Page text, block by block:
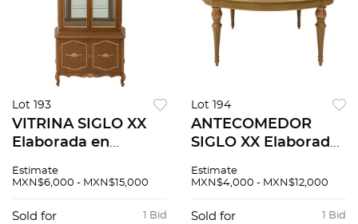
Lot 193
VITRINA SIGLO XX
Elaborada en
vidrio y pared de
par de entrepaños,
Estimate
MXN$6,000 - MXN$15,000
1 Bid
Sold for
Lot 194
ANTECOMEDOR
SIGLO XX Elaborado
con cubierta circular
torneado con
Estimate
MXN$4,000 - MXN$12,000
1 Bid
Sold for